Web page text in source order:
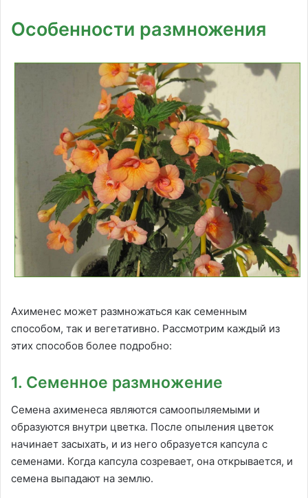
Особенности размножения
Ахименес может размножаться как семенным
способом, так и вегетативно. Рассмотрим каждый из
этих способов более подробно:
1. Семенное размножение
Семена ахименеса являются самоопыляемыми и
образуются внутри цветка. После опыления цветок
начинает засыхать, и из него образуется капсула с
семенами. Когда капсула созревает, она открывается, и
семена выпадают на землю.